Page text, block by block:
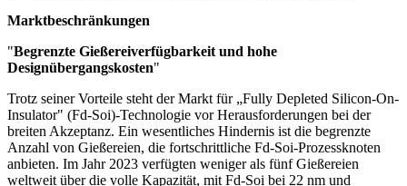
Marktbeschränkungen
"Begrenzte Gießereiverfügbarkeit und hohe
Designübergangskosten"
Trotz seiner Vorteile steht der Markt für „Fully Depleted Silicon-On-
Insulator" (Fd-Soi)-Technologie vor Herausforderungen bei der
breiten Akzeptanz. Ein wesentliches Hindernis ist die begrenzte
Anzahl von Gießereien, die fortschrittliche Fd-Soi-Prozessknoten
anbieten. Im Jahr 2023 verfügten weniger als fünf Gießereien
weltweit über die volle Kapazität, mit Fd-Soi bei 22 nm und